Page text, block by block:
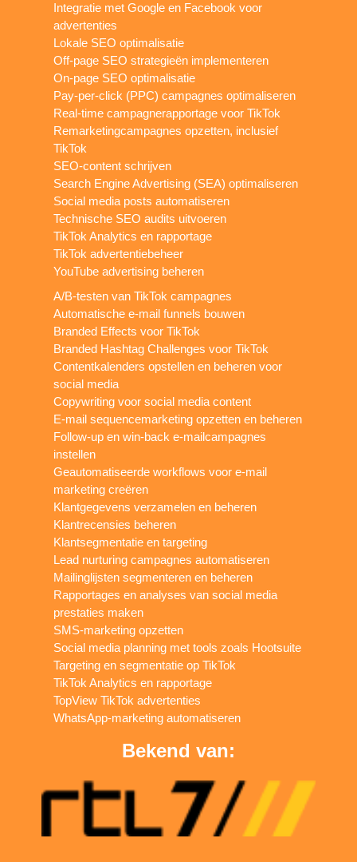
Integratie met Google en Facebook voor
advertenties
Lokale SEO optimalisatie
Off-page SEO strategieën implementeren
On-page SEO optimalisatie
Pay-per-click (PPC) campagnes optimaliseren
Real-time campagnerapportage voor TikTok
Remarketingcampagnes opzetten, inclusief
TikTok
SEO-content schrijven
Search Engine Advertising (SEA) optimaliseren
Social media posts automatiseren
Technische SEO audits uitvoeren
TikTok Analytics en rapportage
TikTok advertentiebeheer
YouTube advertising beheren
A/B-testen van TikTok campagnes
Automatische e-mail funnels bouwen
Branded Effects voor TikTok
Branded Hashtag Challenges voor TikTok
Contentkalenders opstellen en beheren voor
social media
Copywriting voor social media content
E-mail sequencemarketing opzetten en beheren
Follow-up en win-back e-mailcampagnes
instellen
Geautomatiseerde workflows voor e-mail
marketing creëren
Klantgegevens verzamelen en beheren
Klantrecensies beheren
Klantsegmentatie en targeting
Lead nurturing campagnes automatiseren
Mailinglijsten segmenteren en beheren
Rapportages en analyses van social media
prestaties maken
SMS-marketing opzetten
Social media planning met tools zoals Hootsuite
Targeting en segmentatie op TikTok
TikTok Analytics en rapportage
TopView TikTok advertenties
WhatsApp-marketing automatiseren
Bekend van: